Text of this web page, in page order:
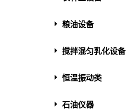
粮油设备
搅拌混匀乳化设备
恒温振动类
石油仪器